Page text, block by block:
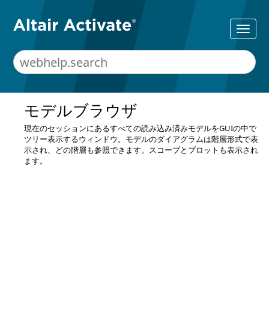
モデルブラウザ
現在のセッションにあるすべての読み込み済みモデルをGUIの中で
ツリー表示するウィンドウ。モデルのダイアグラムは階層形式で表
示され、どの階層も参照できます。スコープとプロットも表示され
ます。